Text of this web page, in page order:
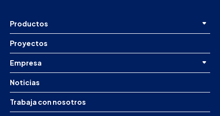
Productos
Proyectos
Empresa
Noticias
Trabaja con nosotros